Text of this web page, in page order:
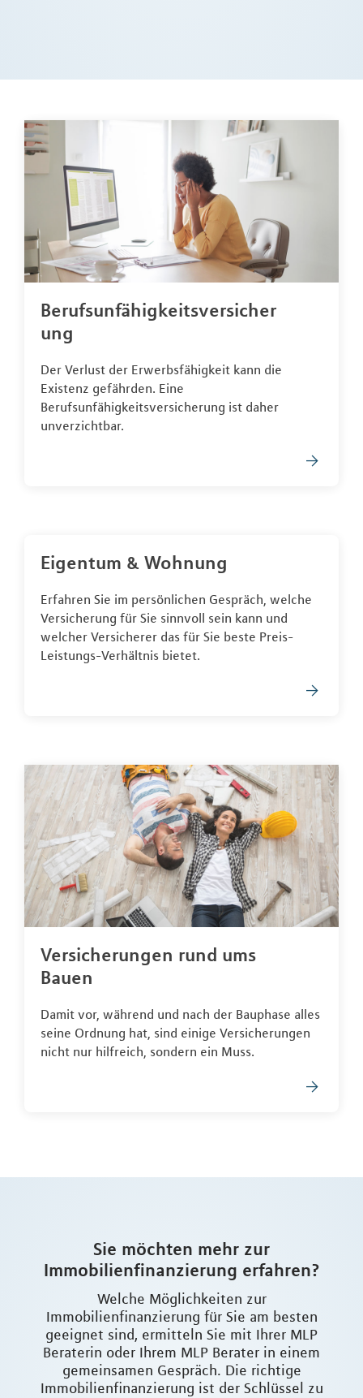
Berufsunfähigkeitsversicher
ung
Der Verlust der Erwerbsfähigkeit kann die
Existenz gefährden. Eine
Berufsunfähigkeitsversicherung ist daher
unverzichtbar.
Eigentum & Wohnung
Erfahren Sie im persönlichen Gespräch, welche
Versicherung für Sie sinnvoll sein kann und
welcher Versicherer das für Sie beste Preis-
Leistungs-Verhältnis bietet.
Versicherungen rund ums
Bauen
Damit vor, während und nach der Bauphase alles
seine Ordnung hat, sind einige Versicherungen
nicht nur hilfreich, sondern ein Muss.
Sie möchten mehr zur
Immobilienfinanzierung erfahren?
Welche Möglichkeiten zur
Immobilienfinanzierung für Sie am besten
geeignet sind, ermitteln Sie mit Ihrer MLP
Beraterin oder Ihrem MLP Berater in einem
gemeinsamen Gespräch. Die richtige
Immobilienfinanzierung ist der Schlüssel zu